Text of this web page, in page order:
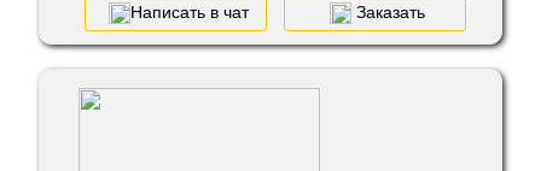
Написать в чат Заказать